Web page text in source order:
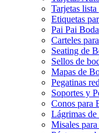
Tarjetas lista
Etiquetas
Pai Pai Boda
Carteles
Seating de
Sellos de
Mapas de
Pegatinas
Soportes y
Conos para
Lágrimas
Misales